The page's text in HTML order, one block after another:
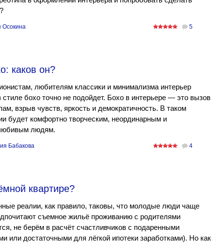
Осокина 5
каков он?
любителям классики и минимализма интерьер
бохо точно не подойдет. Бохо в интерьере — это вызов
взрыв чувств, яркость и демократичность. В таком
будет комфортно творческим, неординарным и
людям.
Бабакова 4
квартире?
реалии, как правило, таковы, что молодые люди чаще
съемное жильё проживанию с родителями
не берём в расчёт счастливчиков с подаренными
или достаточными для лёгкой ипотеки заработками). Но как